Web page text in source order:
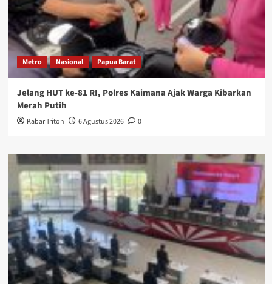
Metro Nasional Papua Barat
Jelang HUT ke-81 RI, Polres Kaimana Ajak Warga Kibarkan
Merah Putih
Kabar Triton 6 Agustus 2026 0